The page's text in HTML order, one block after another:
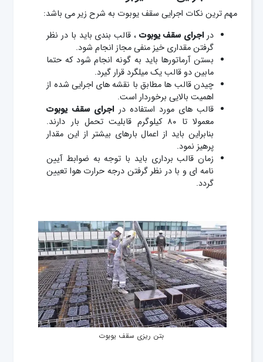
مهم ترین نکات اجرایی سقف یوبوت به شرح زیر می باشد:
دراجرای سقف یوبوت ، قالب بندی باید با در نظر
گرفتن مقداری خیز منفی مجاز انجام شود.
بستن آرماتورها باید به گونه انجام شود که حتما
مابین دو قالب یک میلگرد قرار گیرد.
چیدن قالب ها مطابق با نقشه های اجرایی شده از
اهمیت بالایی برخوردار است.
قالب های مورد استفاده دراجرای سقف یوبوت
معمولا تا ۸۰ کیلوگرم قابلیت تحمل بار دارند.
بنابراین باید از اعمال بارهای بیشتر از این مقدار
پرهیز نمود.
زمان قالب برداری باید با توجه به ضوابط آیین
نامه ای و با در نظر گرفتن درجه حرارت هوا تعیین
گردد.
بتن ریزی سقف یوبوت